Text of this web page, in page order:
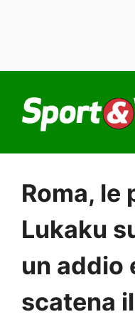
contenuto
Roma, le
Lukaku
un addio
scatena